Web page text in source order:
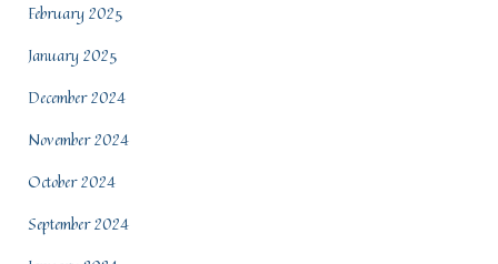
February 2025
January 2025
December 2024
November 2024
October 2024
September 2024